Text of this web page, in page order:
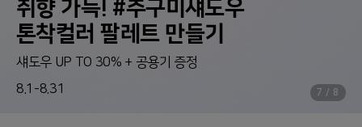
취향 가득! #추구미섀도우
톤착컬러 팔레트 만들기
섀도우 UP TO 30% + 공용기 증정
8.1-8.31
7 / 8